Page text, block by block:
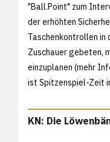
"Ball.Point" zum
der erhöhten
Taschenkontrollen in
Zuschauer gebeten,
einzuplanen (mehr
ist Spitzenspiel-Zeit
KN: Die